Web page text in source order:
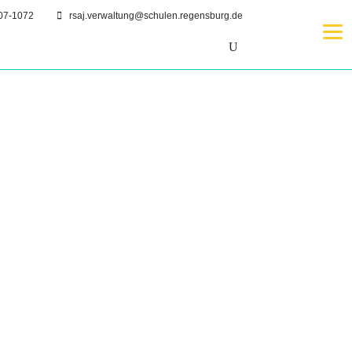
1072 rsaj.verwaltung@schulen.regensburg.de